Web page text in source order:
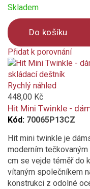
Skladem
Do košíku
Přidat k porovnání
Product
is
added
to
compare
Rychlý náhled
448,00 Kč
Hit Mini Twinkle -
Kód: 70065P13CZ
Hit mini twinkle je
moderním
cm se vejde téměř do
vítaným společníkem
konstrukci z odolné